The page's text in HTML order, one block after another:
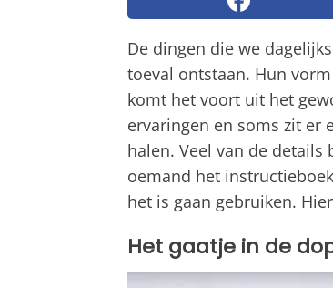
De dingen die we
toeval ontstaan. Hun
komt het voort uit het
ervaringen en soms zit er
halen. Veel van de
oemand het
het is gaan gebruiken.
Het gaatje in de